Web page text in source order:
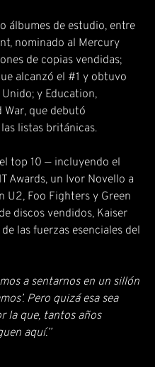
álbumes de estudio, entre
nominado al Mercury
de copias vendidas;
alcanzó el #1 y obtuvo
y Education,
War, que debutó
listas británicas.
top 10 — incluyendo el
Awards, un Ivor Novello a
U2, Foo Fighters y Green
discos vendidos, Kaiser
las fuerzas esenciales del
a sentarnos en un sillón
Pero quizá esa sea
la que, tantos años
aquí.”